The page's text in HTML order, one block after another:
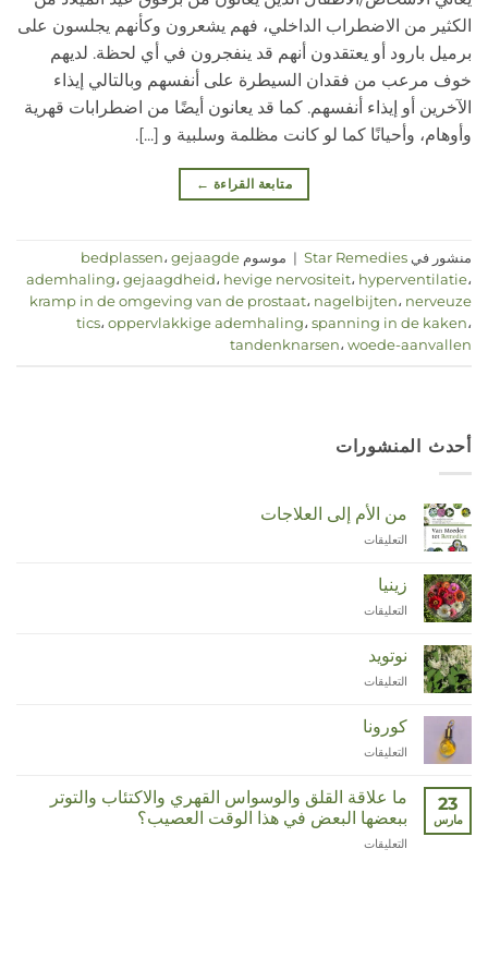
الكثير من الاضطراب الداخلي، فهم يشعرون وكأنهم يجلسون على
برميل بارود أو يعتقدون أنهم قد ينفجرون في أي لحظة. لديهم
خوف مرعب من فقدان السيطرة على أنفسهم وبالتالي إيذاء
الآخرين أو إيذاء أنفسهم. كما قد يعانون أيضًا من اضطرابات قهرية
وأوهام، وأحيانًا كما لو كانت مظلمة وسلبية و [...].
متابعة القراءة ←
منشور في Star Remedies
| موسوم bedplassen، gejaagde
ademhaling، gejaagdheid، hevige nervositeit، hyperventilatie،
kramp in de omgeving van de prostaat، nagelbijten، nerveuze
tics، oppervlakkige ademhaling، spanning in de kaken،
tandenknarsen، woede-aanvallen
أحدث المنشورات
من الأم إلى العلاجات
التعليقات
زينيا
التعليقات
نوتويد
التعليقات
كورونا
التعليقات
مغلقة
23
مارس
ما علاقة القلق والوسواس القهري والاكتئاب والتوتر
ببعضها البعض في هذا الوقت العصيب؟
التعليقات